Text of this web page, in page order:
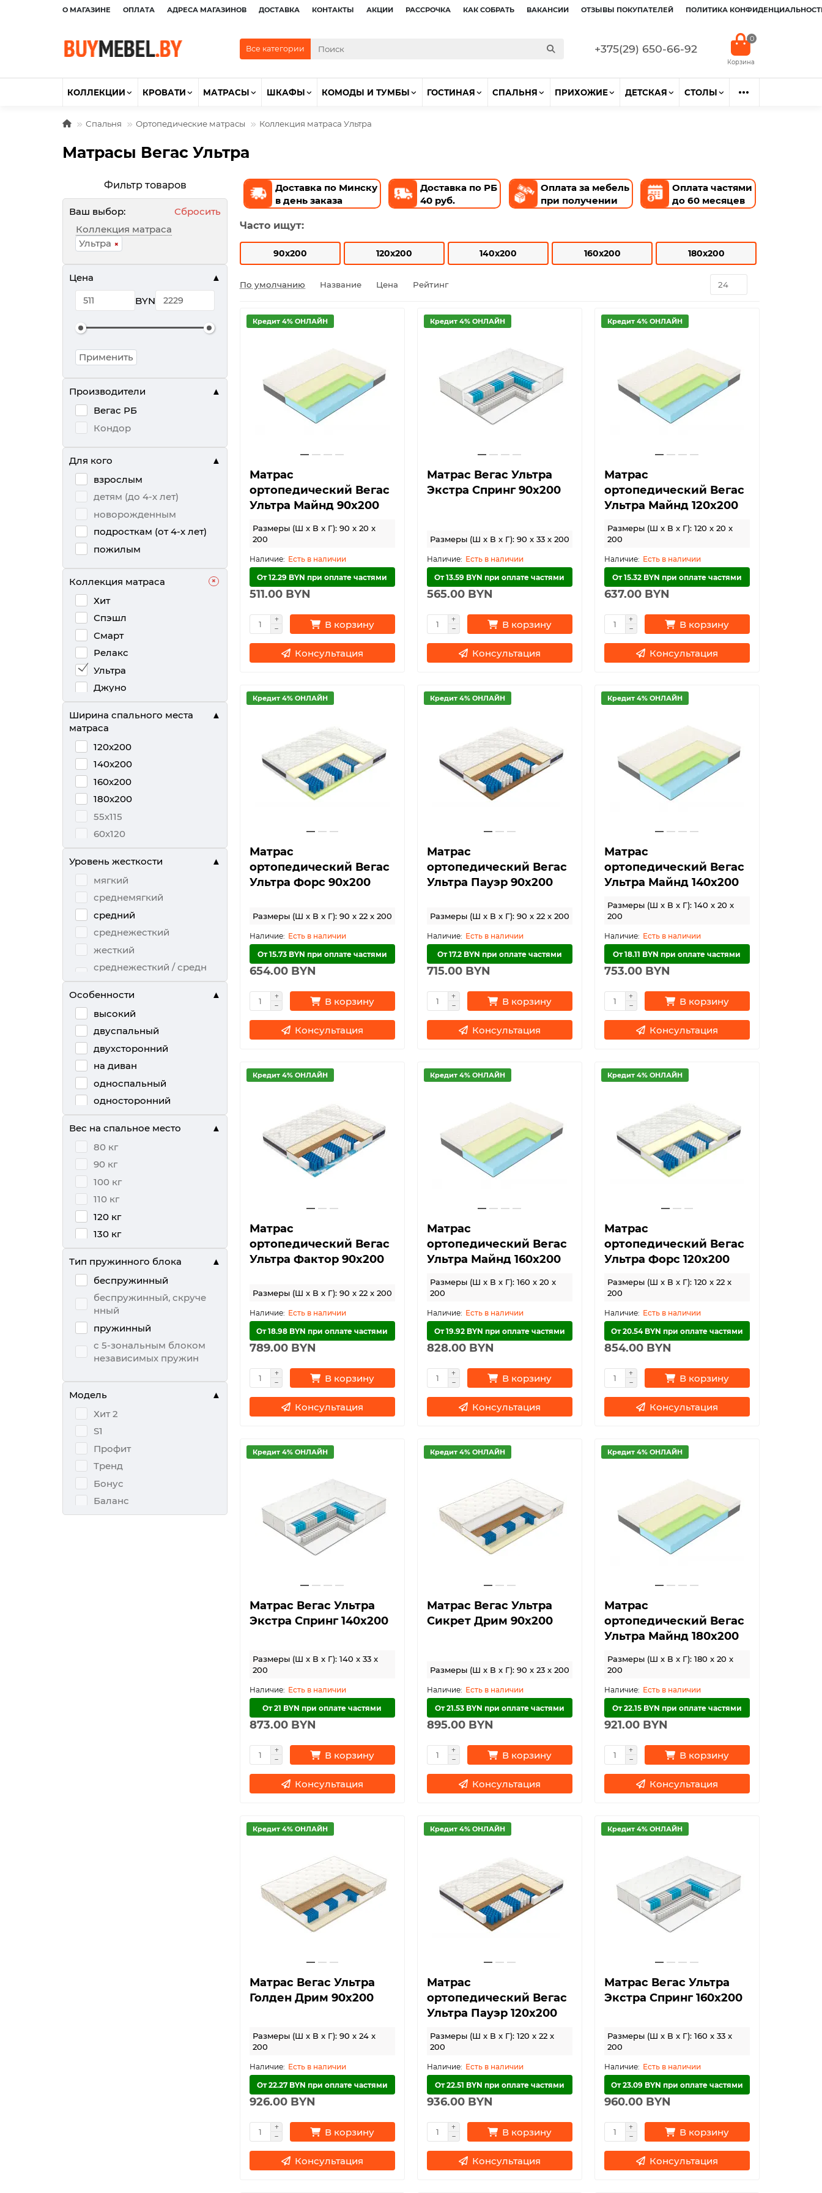
О МАГАЗИНЕ ОПЛАТА АДРЕСА МАГАЗИНОВ ДОСТАВКА КОНТАКТЫ АКЦИИ РАССРОЧКА КАК СОБРАТЬ ВАКАНСИИ ОТЗЫВЫ ПОКУПАТЕЛЕЙ ПОЛИТИКА
Все категории +375(29) 650-66-92
0
КОЛЛЕКЦИИ КРОВАТИ МАТРАСЫ ШКАФЫ КОМОДЫ И ТУМБЫ ГОСТИНАЯ СПАЛЬНЯ ПРИХОЖИЕ ДЕТСКАЯ СТОЛЫ
Спальня Ортопедические матрасы Коллекция матраса Ультра
Матрасы Вегас Ультра
Фильтр товаров
Ваш выбор:
Сбросить
Коллекция матраса
Ультра
Цена
BYN
Применить
Производители
Вегас РБ
Кондор
Для кого
взрослым
детям (до 4-х лет)
новорожденным
подросткам (от 4-х лет)
пожилым
Коллекция матраса
Хит
Спэшл
Смарт
Релакс
Ультра
Джуно
Кидс
Ширина спального места
матраса
120x200
140x200
160х200
180х200
55х115
60х120
65х125
70х140
70х200
80х200
90х200
Уровень жесткости
мягкий
среднемягкий
средний
среднежесткий
жесткий
среднежесткий / средн
ий
Особенности
высокий
двуспальный
двухсторонний
на диван
односпальный
односторонний
полуторный
разносторонний
тонкий
Вес на спальное место
80 кг
90 кг
100 кг
110 кг
120 кг
130 кг
140 кг
150 кг
160 кг
Тип пружинного блока
беспружинный
беспружинный, скруче
нный
пружинный
с 5-зональным блоком
независимых пружин
ным блоком
Модель
Хит 2
S1
Профит
Тренд
Бонус
Баланс
S5
Доставка по Минску
в день заказа
Доставка по РБ
40 руб.
Оплата за мебель
при получении
Оплата частями
до 60 месяцев
Часто ищут:
90x200 120x200 140x200 160x200 180x200
По умолчанию Название Цена Рейтинг
Кредит 4% ОНЛАЙН
Матрас
ортопедический Вегас
Ультра Майнд 90х200
Размеры (Ш x В x Г): 90 x 20 x
200
Есть в наличии
От 12.29 BYN при оплате частями
511.00 BYN
В корзину
Консультация
Кредит 4% ОНЛАЙН
Матрас Вегас Ультра
Экстра Спринг 90х200
Размеры (Ш x В x Г): 90 x 33 x 200
Есть в наличии
От 13.59 BYN при оплате частями
565.00 BYN
В корзину
Консультация
Кредит 4% ОНЛАЙН
Матрас
ортопедический Вегас
Ультра Майнд 120х200
Размеры (Ш x В x Г): 120 x 20 x
200
Есть в наличии
От 15.32 BYN при оплате частями
637.00 BYN
В корзину
Консультация
Кредит 4% ОНЛАЙН
Матрас
ортопедический Вегас
Ультра Форс 90х200
Размеры (Ш x В x Г): 90 x 22 x 200
Есть в наличии
От 15.73 BYN при оплате частями
654.00 BYN
В корзину
Консультация
Кредит 4% ОНЛАЙН
Матрас
ортопедический Вегас
Ультра Пауэр 90х200
Размеры (Ш x В x Г): 90 x 22 x 200
Есть в наличии
От 17.2 BYN при оплате частями
715.00 BYN
В корзину
Консультация
Кредит 4% ОНЛАЙН
Матрас
ортопедический Вегас
Ультра Майнд 140х200
Размеры (Ш x В x Г): 140 x 20 x
200
Есть в наличии
От 18.11 BYN при оплате частями
753.00 BYN
В корзину
Консультация
Кредит 4% ОНЛАЙН
Матрас
ортопедический Вегас
Ультра Фактор 90х200
Размеры (Ш x В x Г): 90 x 22 x 200
Есть в наличии
От 18.98 BYN при оплате частями
789.00 BYN
В корзину
Консультация
Кредит 4% ОНЛАЙН
Матрас
ортопедический Вегас
Ультра Майнд 160х200
Размеры (Ш x В x Г): 160 x 20 x
200
Есть в наличии
От 19.92 BYN при оплате частями
828.00 BYN
В корзину
Консультация
Кредит 4% ОНЛАЙН
Матрас
ортопедический Вегас
Ультра Форс 120х200
Размеры (Ш x В x Г): 120 x 22 x
200
Есть в наличии
От 20.54 BYN при оплате частями
854.00 BYN
В корзину
Консультация
Кредит 4% ОНЛАЙН
Матрас Вегас Ультра
Экстра Спринг 140х200
Размеры (Ш x В x Г): 140 x 33 x
200
Есть в наличии
От 21 BYN при оплате частями
873.00 BYN
В корзину
Консультация
Кредит 4% ОНЛАЙН
Матрас Вегас Ультра
Сикрет Дрим 90х200
Размеры (Ш x В x Г): 90 x 23 x 200
Есть в наличии
От 21.53 BYN при оплате частями
895.00 BYN
В корзину
Консультация
Кредит 4% ОНЛАЙН
Матрас
ортопедический Вегас
Ультра Майнд 180х200
Размеры (Ш x В x Г): 180 x 20 x
200
Есть в наличии
От 22.15 BYN при оплате частями
921.00 BYN
В корзину
Консультация
Кредит 4% ОНЛАЙН
Матрас Вегас Ультра
Голден Дрим 90х200
Размеры (Ш x В x Г): 90 x 24 x
200
Есть в наличии
От 22.27 BYN при оплате частями
926.00 BYN
В корзину
Консультация
Кредит 4% ОНЛАЙН
Матрас
ортопедический Вегас
Ультра Пауэр 120х200
Размеры (Ш x В x Г): 120 x 22 x
200
Есть в наличии
От 22.51 BYN при оплате частями
936.00 BYN
В корзину
Консультация
Кредит 4% ОНЛАЙН
Матрас Вегас Ультра
Экстра Спринг 160х200
Размеры (Ш x В x Г): 160 x 33 x
200
Есть в наличии
От 23.09 BYN при оплате частями
960.00 BYN
В корзину
Консультация